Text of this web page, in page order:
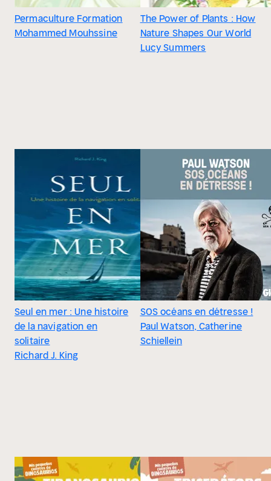
Permaculture Formation
Mohammed Mouhssine
The Power of Plants : How
Nature Shapes Our World
Lucy Summers
Seul en mer : Une histoire
de la navigation en
solitaire
Richard J. King
SOS océans en détresse !
Paul Watson, Catherine
Schiellein